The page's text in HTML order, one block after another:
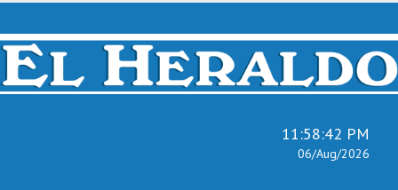
Skip
content
11:58:43 PM
06/Aug/2026